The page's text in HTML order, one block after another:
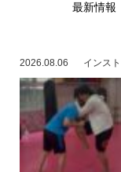
最新情報
2026.08.06 インス